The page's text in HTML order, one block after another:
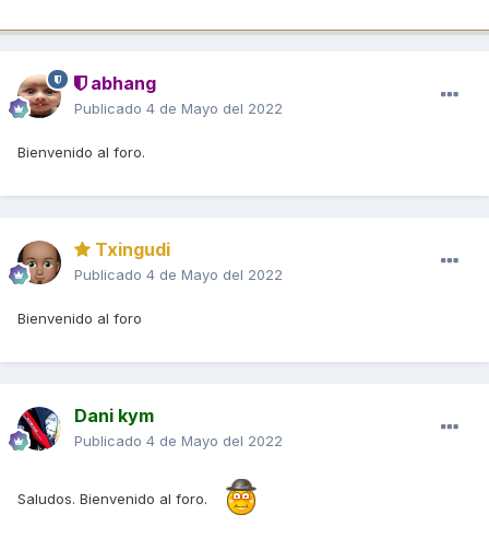
abhang
Publicado 4 de Mayo del 2022
Bienvenido al foro.
Txingudi
Publicado 4 de Mayo del 2022
Bienvenido al foro
Dani kym
Publicado 4 de Mayo del 2022
Saludos. Bienvenido al foro.